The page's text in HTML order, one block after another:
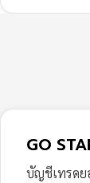
GO
บัญชีเทรดย